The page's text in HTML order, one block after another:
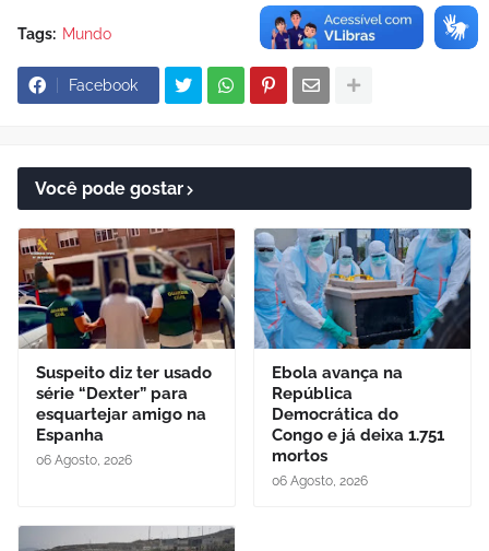
Tags: Mundo
Facebook
Você pode gostar
Suspeito diz ter usado
série “Dexter” para
esquartejar amigo na
Espanha
06 Agosto, 2026
Ebola avança na
República
Democrática do
Congo e já deixa 1.751
mortos
06 Agosto, 2026